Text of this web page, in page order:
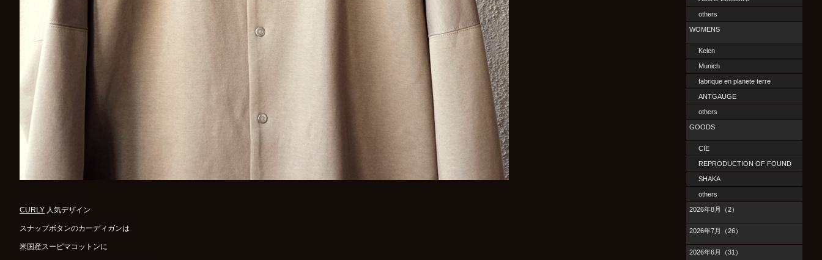
CURLY 人気デザイン
スナップボタンのカーディガンは
米国産スーピマコットンに
others
WOMENS
Kelen
Munich
fabrique en planete terre
ANTGAUGE
others
GOODS
CIE
REPRODUCTION OF FOUND
SHAKA
others
2026年8月（2）
2026年7月（26）
2026年6月（31）